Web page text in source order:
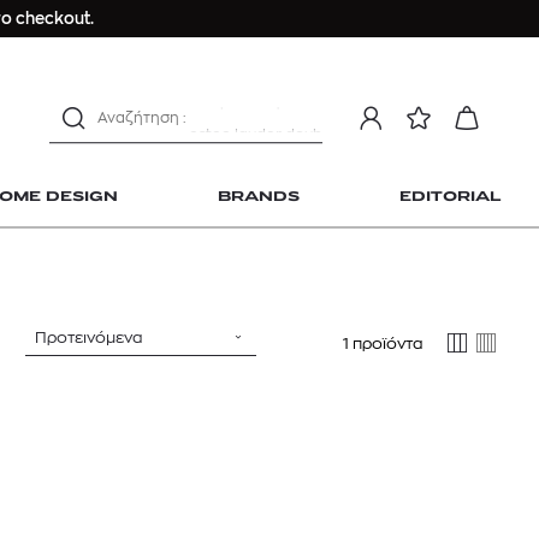
checkout.
DESIGN BRANDS EDITORIAL
ανδρικο t-shirt
Προτεινόμενα 1 προϊόντα